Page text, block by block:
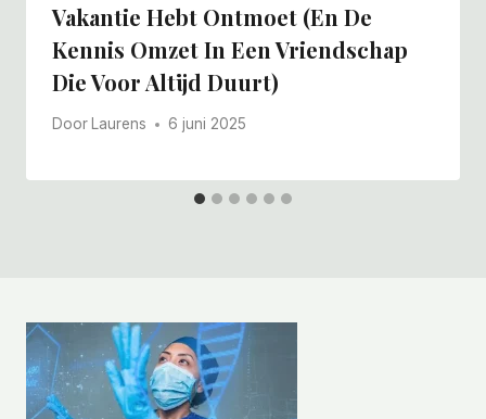
Vakantie Hebt Ontmoet (en De
Kennis Omzet In Een Vriendschap
Die Voor Altijd Duurt)
Door Laurens 6 juni 2025